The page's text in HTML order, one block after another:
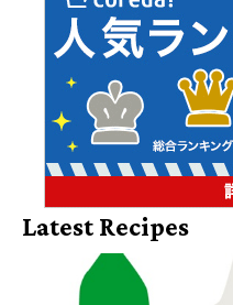
Latest Recipes